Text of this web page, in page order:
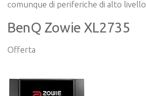
comunque di periferiche di alto livello.
BenQ Zowie XL2735
Offerta